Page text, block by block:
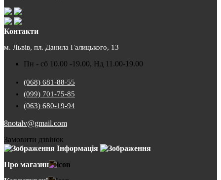
Контакти
м. Львів, пл. Данила Галицького, 13
Пн - сб 10.00 -19.00, Нд 11.00-19.00
(068) 681-88-55
(099) 701-75-85
(063) 680-19-94
8notalv@gmail.com
Замовити дзвінок
Інформація
Про магазин